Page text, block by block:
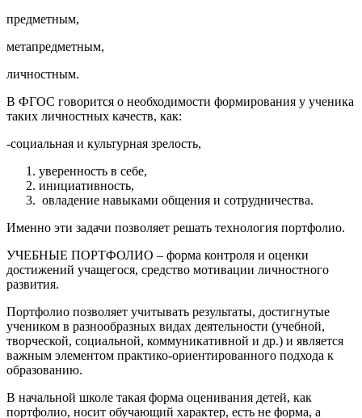
предметным,
метапредметным,
личностным.
В ФГОС говорится о необходимости формирования у ученика
таких личностных качеств, как:
-социальная и культурная зрелость,
уверенность в себе,
инициативность,
овладение навыками общения и сотрудничества.
Именно эти задачи позволяет решать технология портфолио.
УЧЕБНЫЕ ПОРТФОЛИО – форма контроля и оценки
достижений учащегося, средство мотивации личностного
развития.
Портфолио позволяет учитывать результаты, достигнутые
учеником в разнообразных видах деятельности (учебной,
творческой, социальной, коммуникативной и др.) и является
важным элементом практико-ориентированного подхода к
образованию.
В начальной школе такая форма оценивания детей, как
портфолио, носит обучающий характер, есть не форма, а